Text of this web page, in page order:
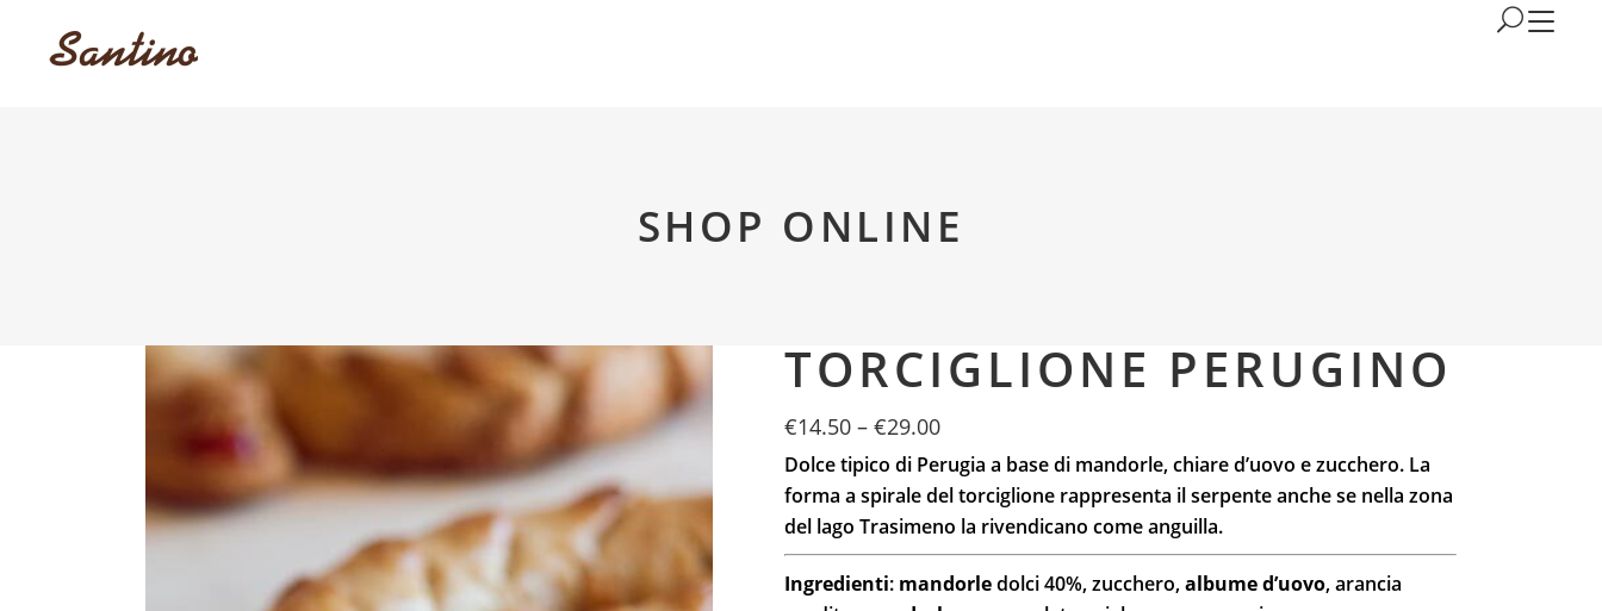
SHOP ONLINE
TORCIGLIONE PERUGINO
€14.50 – €29.00
Dolce tipico di Perugia a base di mandorle, chiare d’uovo e zucchero. La
forma a spirale del torciglione rappresenta il serpente anche se nella zona
del lago Trasimeno la rivendicano come anguilla.
Ingredienti: mandorledolci 40%, zucchero,albume d’uovo, arancia